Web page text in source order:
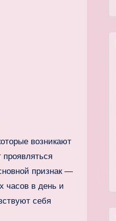
возникают
признак —
часов в день и
себя